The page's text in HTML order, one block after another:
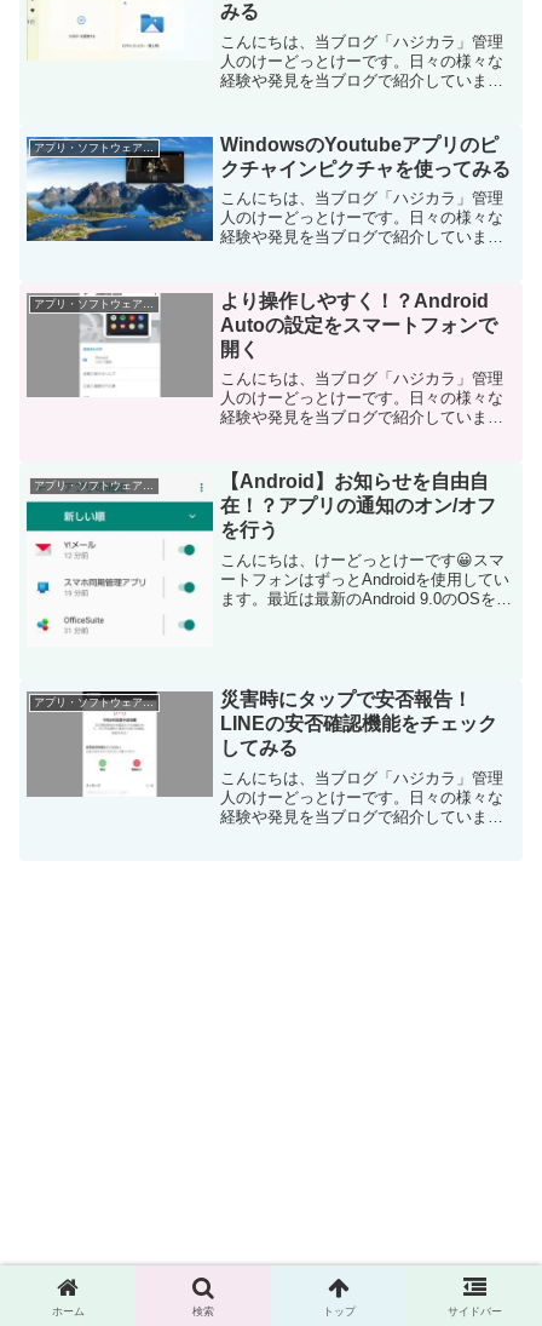
みる
こんにちは、当ブログ「ハジカラ」管理
人のけーどっとけーです。日々の様々な
経験や発見を当ブログで紹介していま
す。今回は、Windows11に標準インスト
ールされている「M...
WindowsのYoutubeアプリのピ
クチャインピクチャを使ってみる
こんにちは、当ブログ「ハジカラ」管理
人のけーどっとけーです。日々の様々な
経験や発見を当ブログで紹介していま
す。今回はWindows用のYoutubeアプリの
機能「ピクチ...
アプリ・ソフトウェア・サービス
より操作しやすく！？Android
Autoの設定をスマートフォンで
開く
こんにちは、当ブログ「ハジカラ」管理
人のけーどっとけーです。日々の様々な
経験や発見を当ブログで紹介していま
す。ドライブも趣味なので休日は関東近
郊を巡っていします。ドライ...
【Android】お知らせを自由自
在！？アプリの通知のオン/オフ
を行う
こんにちは、けーどっとけーです😀スマ
ートフォンはずっとAndroidを使用してい
ます。最近は最新のAndroid 9.0のOSを搭
アプリ・ソフトウェア・サービス
災害時にタップで安否報告！
LINEの安否確認機能をチェック
してみる
こんにちは、当ブログ「ハジカラ」管理
人のけーどっとけーです。日々の様々な
経験や発見を当ブログで紹介していま
ホーム 検索 トップ サイドバー